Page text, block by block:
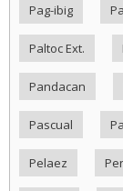
Pag-ibig
Paltoc Ext.
Pandacan
Pascual
Pelaez